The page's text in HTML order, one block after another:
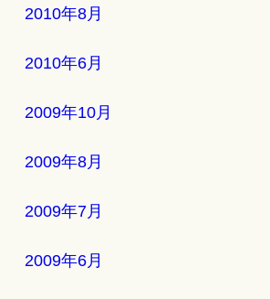
2010年8月
2010年6月
2009年10月
2009年8月
2009年7月
2009年6月